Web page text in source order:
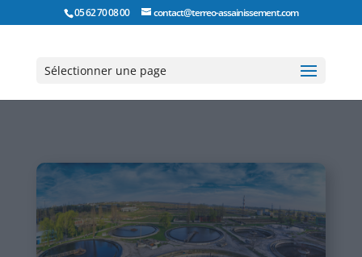
05 62 70 08 00 contact@terreo-assainissement.com
Sélectionner une page